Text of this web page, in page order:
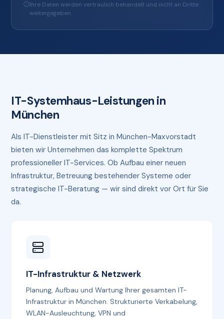
Ihre Daten werden vertraulich behandelt und nicht an Dritte
weitergegeben.
IT-Systemhaus-Leistungen in
München
Als IT-Dienstleister mit Sitz in München-Maxvorstadt
bieten wir Unternehmen das komplette Spektrum
professioneller IT-Services. Ob Aufbau einer neuen
Infrastruktur, Betreuung bestehender Systeme oder
strategische IT-Beratung — wir sind direkt vor Ort für Sie
da.
IT-Infrastruktur & Netzwerk
Planung, Aufbau und Wartung Ihrer gesamten IT-
Infrastruktur in München. Strukturierte Verkabelung,
WLAN-Ausleuchtung, VPN und